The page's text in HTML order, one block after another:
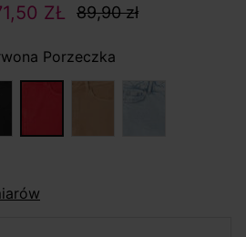
ZŁ 89,90 zł
Porzeczka